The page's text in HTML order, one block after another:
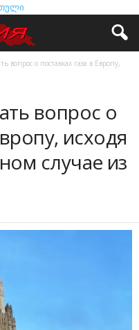
вопрос о поставках газа в Европу,
вопрос о
исходя
случае из